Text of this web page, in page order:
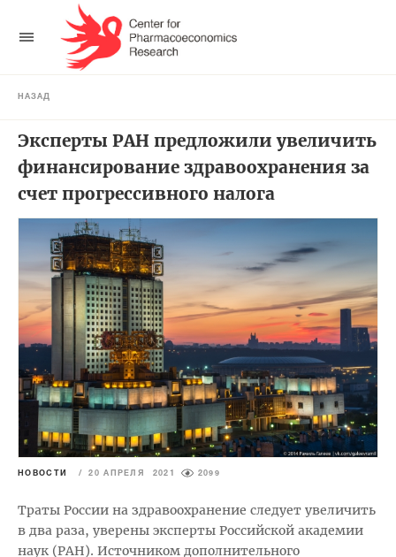
НАЗАД
Эксперты РАН предложили увеличить
финансирование здравоохранения за
счет прогрессивного налога
НОВОСТИ / 20 АПРЕЛЯ 2021 2099
Траты России на здравоохранение следует увеличить
в два раза, уверены эксперты Российской академии
наук (РАН). Источником дополнительного